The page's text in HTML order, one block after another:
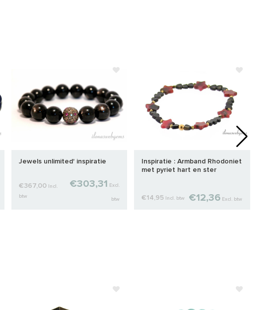
Jewels unlimited' inspiratie
€367,00
Incl.
btw
€303,31 Excl.
btw
Inspiratie : Armband Rhodoniet
met pyriet hart en ster
€14,95 Incl. btw €12,36 Excl. btw